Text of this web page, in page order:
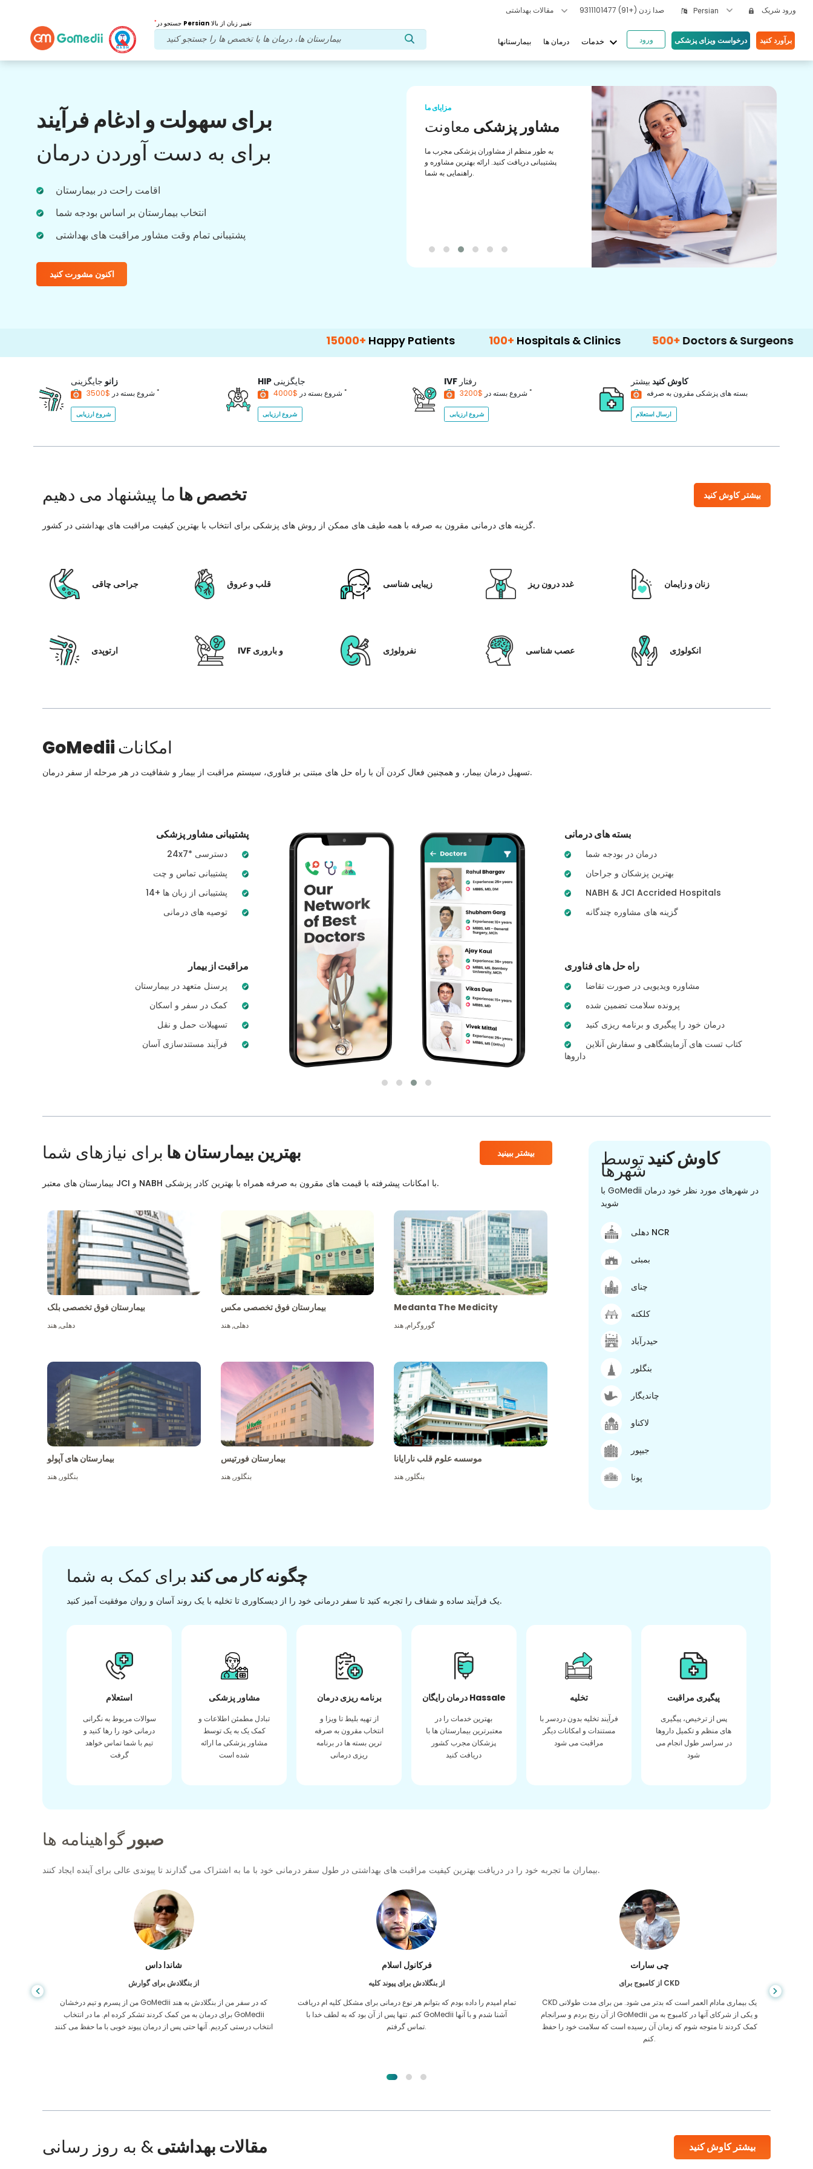
صدا زدن (+91) 9311101477 Persian ورود شریک
* Persian تغییر زبان از بالا
بیمارستانها درمان ها keyboard_arrow_down ورود درخواست ویزای پزشکی برآورد کنید
برای سهولت و ادغام فرآیند
برای به دست آوردن درمان
اقامت راحت در بیمارستان
انتخاب بیمارستان بر اساس بودجه شما
پشتیبانی تمام وقت مشاور مراقبت های بهداشتی
اکنون مشورت کنید
مزایای ما
بعد از درمان پیگیری
مراقبت
کنید. به روز رسانی منظم در مورد نیازهای درمانی
مزایای ما
مشاور پزشکی معاونت
به طور منظم از مشاوران پزشکی مجرب ما
پشتیبانی دریافت کنید. ارائه بهترین مشاوره و
راهنمایی به شما.
Happy Patients 100+ Hospitals & Clinics 500+ Doctors & Surgeons 14+
زانو جایگزینی
شروع بسته در *
شروع ارزیابی
HIP جایگزینی
شروع بسته در *
شروع ارزیابی
IVF رفتار
شروع بسته در *
شروع ارزیابی
کاوش کنید بیشتر
بسته های پزشکی مقرون به صرفه
ارسال استعلام
تخصص ها ما پیشنهاد می دهیم بیشتر کاوش کنید
گزینه های درمانی مقرون به صرفه با همه طیف های ممکن از روش های پزشکی برای انتخاب با بهترین کیفیت مراقبت های بهداشتی در کشور.
جراحی چاقی قلب و عروق زیبایی شناسی غدد درون ریز زنان و زایمان
ارتوپدی IVF و باروری نفرولوژی عصب شناسی انکولوژی
GoMediiامکانات
تسهیل درمان بیمار، و همچنین فعال کردن آن با راه حل های مبتنی بر فناوری، سیستم مراقبت از بیمار و شفافیت در هر مرحله از سفر درمان.
پشتیبانی مشاور پزشکی
مراقبت از بیمار
بسته های درمانی
درمان در بودجه شما
بهترین پزشکان و جراحان
NABH & JCI Accrided Hospitals
گزینه های مشاوره چندگانه
راه حل های فناوری
مشاوره ویدیویی در صورت تقاضا
پرونده سلامت تضمین شده
درمان خود را پیگیری و برنامه ریزی کنید
داروها
بهترین بیمارستان ها برای نیازهای شما بیشتر ببینید
بیمارستان های معتبر JCI و NABH با امکانات پیشرفته با قیمت های مقرون به صرفه همراه با بهترین کادر پزشکی.
بیمارستان فوق تخصصی بلک
دهلی,هند
بیمارستان فوق تخصصی مکس
دهلی,هند
Medanta The Medicity
گوروگرام,هند
بیمارستان های آپولو
بنگلور,هند
بیمارستان فورتیس
بنگلور,هند
موسسه علوم قلب نارایانا
بنگلور,هند
کاوش کنیدتوسط
شهرها
با GoMedii در شهرهای مورد نظر خود درمان
شوید
دهلی NCR
بمبئی
چنای
کلکته
حیدرآباد
بنگلور
چاندیگار
لاکناو
جیپور
پونا
چگونه کار می کند برای کمک به شما
یک فرآیند ساده و شفاف را تجربه کنید تا سفر درمانی خود را از دیسکاوری تا تخلیه با یک روند آسان و روان موفقیت آمیز کنید.
استعلام
سوالات مربوط به نگرانی
درمانی خود را رها کنید و
تیم با شما تماس خواهد
گرفت
مشاور پزشکی
تبادل مطمئن اطلاعات و
کمک یک به یک توسط
مشاور پزشکی ما ارائه
شده است
برنامه ریزی درمان
از تهیه بلیط تا ویزا و
انتخاب مقرون به صرفه
ترین بسته ها در برنامه
ریزی درمانی
درمان رایگان Hassale
بهترین خدمات را در
معتبرترین بیمارستان ها با
پزشکان مجرب کشور
دریافت کنید
تخلیه
فرآیند تخلیه بدون دردسر با
مستندات و امکانات دیگر
مراقبت می شود
پیگیری مراقبت
پس از ترخیص، پیگیری
های منظم و تکمیل داروها
در سراسر طول انجام می
شود
صبورگواهینامه ها
بیماران ما تجربه خود را در دریافت بهترین کیفیت مراقبت های بهداشتی در طول سفر درمانی خود با ما به اشتراک می گذارند تا پیوندی عالی برای آینده ایجاد کنند.
شاندا داس
از بنگلادش برای گوارش
من از پسرم و تیم درخشان GoMedii که در سفر من از بنگلادش به هند
برای درمان به من کمک کردند تشکر کرده ام. ما در انتخاب GoMedii
انتخاب درستی کردیم. آنها حتی پس از درمان پیوند خوبی با ما حفظ می کنند
فرکانول اسلام
از بنگلادش برای پیوند کلیه
تمام امیدم را داده بودم که بتوانم هر نوع درمانی برای مشکل کلیه ام دریافت
کنم. تنها پس از آن بود که به لطف خدا با GoMedii آشنا شدم و با آنها
تماس گرفتم.
چی سارات
از کامبوج برای CKD
CKD یک بیماری مادام العمر است که بدتر می شود. من برای مدت طولانی
از آن رنج بردم و سرانجام GoMedii و یکی از شرکای آنها در کامبوج به من
کمک کردند تا متوجه شوم که زمان آن رسیده است که سلامت خود را حفظ
کنم.
مقالات بهداشتی& به روز رسانی بیشتر کاوش کنید